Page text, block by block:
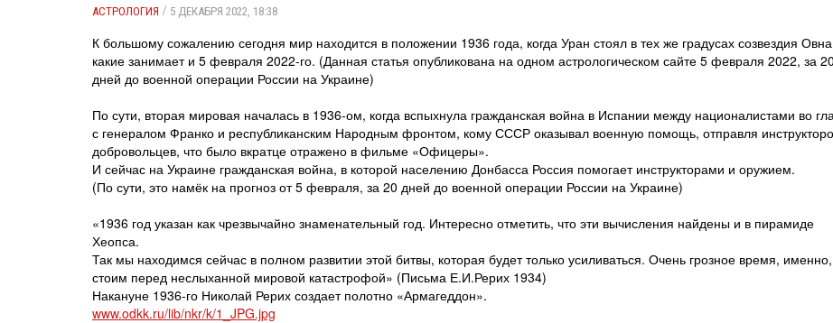
АСТРОЛОГИЯ / 5 ДЕКАБРЯ 2022, 18:38
К большому сожалению сегодня мир находится в положении 1936 года, когда Уран стоял в тех же градусах созвездия
какие занимает и 5 февраля 2022-го. (Данная статья опубликована на одном астрологическом сайте 5 февраля 2022, за 20
дней до военной операции России на Украине)
По сути, вторая мировая началась в 1936-ом, когда вспыхнула гражданская война в Испании между националистами во
с генералом Франко и республиканским Народным фронтом, кому СССР оказывал военную помощь, отправля
добровольцев, что было вкратце отражено в фильме «Офицеры».
И сейчас на Украине гражданская война, в которой населению Донбасса Россия помогает инструкторами и оружием.
(По сути, это намёк на прогноз от 5 февраля, за 20 дней до военной операции России на Украине)
«1936 год указан как чрезвычайно знаменательный год. Интересно отметить, что эти вычисления найдены и в пирамиде
Хеопса.
Так мы находимся сейчас в полном развитии этой битвы, которая будет только усиливаться. Очень грозное время,
стоим перед неслыханной мировой катастрофой» (Письма Е.И.Рерих 1934)
Накануне 1936-го Николай Рерих создает полотно «Армагеддон».
www.odkk.ru/lib/nkr/k/1_JPG.jpg